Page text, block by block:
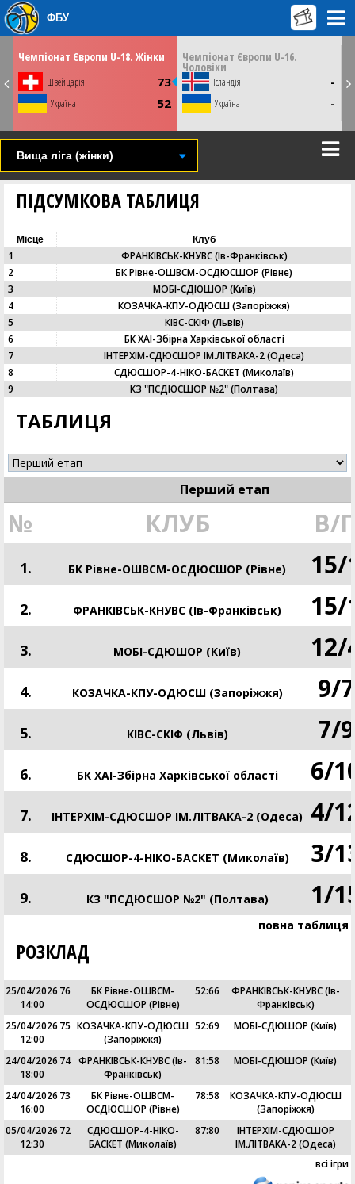
04 серпня 13:30
Тулча, Румунія
СТАТИСТИКА
Чемпіонат Європи U-18. Жінки
Швейцарія 73
Україна 52
05 серпня
Тулча, Румунія
Чемпіонат Європи U-16.
Чоловіки
Ісландія -
Україна -
ФБУ
Вища лiга (жінки)
ПІДСУМКОВА ТАБЛИЦЯ
Місце Клуб
1
ФРАНКІВСЬК-КНУВС (Ів-Франківськ)
2
БК Рівне-ОШВСМ-ОСДЮСШОР (Рівне)
3
МОБІ-СДЮШОР (Київ)
4
КОЗАЧКА-КПУ-ОДЮСШ (Запоріжжя)
5
КIВС-СКІФ (Львів)
6
БК ХАІ-Збірна Харківської області
7
ІНТЕРХІМ-СДЮСШОР ІМ.ЛІТВАКА-2 (Одеса)
8
СДЮСШОР-4-НІКО-БАСКЕТ (Миколаїв)
9
КЗ "ПСДЮСШОР №2" (Полтава)
ТАБЛИЦЯ
Перший етап
№ КЛУБ В/
1. БК Рівне-ОШВСМ-ОСДЮСШОР (Рівне) 15/
2. ФРАНКІВСЬК-КНУВС (Ів-Франківськ) 15/
3. МОБІ-СДЮШОР (Київ) 12/
4. КОЗАЧКА-КПУ-ОДЮСШ (Запоріжжя) 9/7
5. КIВС-СКІФ (Львів) 7/9
6. БК ХАІ-Збірна Харківської області 6/
7. ІНТЕРХІМ-СДЮСШОР ІМ.ЛІТВАКА-2 (Одеса) 4/
8. СДЮСШОР-4-НІКО-БАСКЕТ (Миколаїв) 3/
9. КЗ "ПСДЮСШОР №2" (Полтава) 1/
повна таблиця
РОЗКЛАД
25/04/2026
14:00
76
БК Рівне-ОШВСМ-
ОСДЮСШОР (Рівне)
52:66
ФРАНКІВСЬК-КНУВС (Ів-
Франківськ)
25/04/2026
12:00
75 КОЗАЧКА-КПУ-ОДЮСШ
(Запоріжжя)
52:69 МОБІ-СДЮШОР (Київ)
24/04/2026
18:00
74 ФРАНКІВСЬК-КНУВС (Ів-
Франківськ)
81:58 МОБІ-СДЮШОР (Київ)
24/04/2026
16:00
73
БК Рівне-ОШВСМ-
ОСДЮСШОР (Рівне)
78:58
КОЗАЧКА-КПУ-ОДЮСШ
(Запоріжжя)
05/04/2026
12:30
72
СДЮСШОР-4-НІКО-
БАСКЕТ (Миколаїв)
87:80
ІНТЕРХІМ-СДЮСШОР
ІМ.ЛІТВАКА-2 (Одеса)
всі ігри